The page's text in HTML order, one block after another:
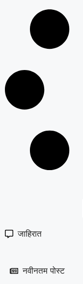
जाहिरात
नवीनतम पोस्ट